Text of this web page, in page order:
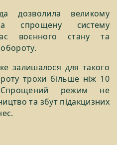
дозволила великому
спрощену систему
воєнного стану та
залишалося для такого
трохи більше ніж 10
Спрощений режим не
та збут підакцизних